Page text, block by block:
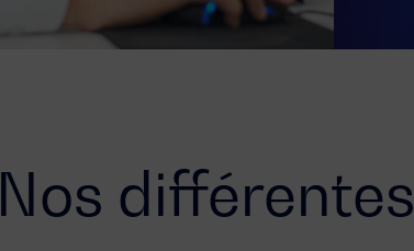
Nos différentes